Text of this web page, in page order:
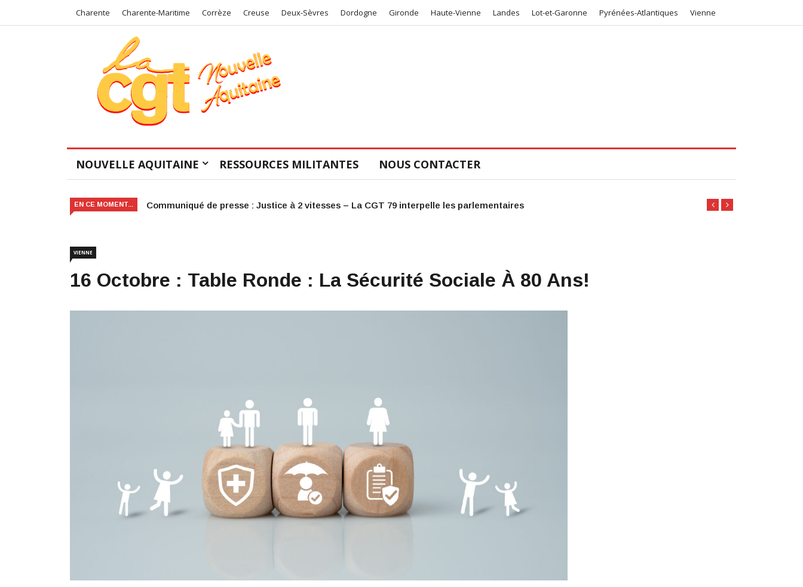
Charente Charente-Maritime Corrèze Creuse Deux-Sèvres Dordogne Gironde Haute-Vienne Landes Lot-et-Garonne Pyrénées-Atlantiques Vienne
NOUVELLE AQUITAINE RESSOURCES MILITANTES NOUS CONTACTER
EN CE MOMENT... Victoire judiciaire pour le COS de la CGT 47
VIENNE
16 Octobre : Table Ronde : La Sécurité Sociale À 80 Ans!